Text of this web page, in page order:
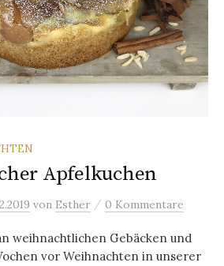
Apfelkuchen
von Esther / 0 Kommentare
weihnachtlichen Gebäcken und
vor Weihnachten in unserer